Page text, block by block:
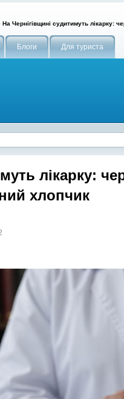
На Чернігівщині судитимуть лікарку:
Блоги Для туриста
лікарку:
хлопчик